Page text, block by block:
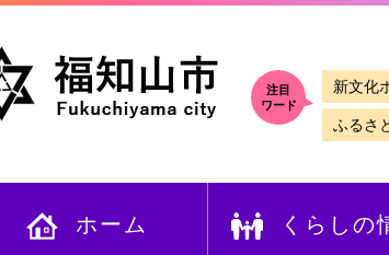
注目
ワード
新文化
ふるさ
ホーム くらしの